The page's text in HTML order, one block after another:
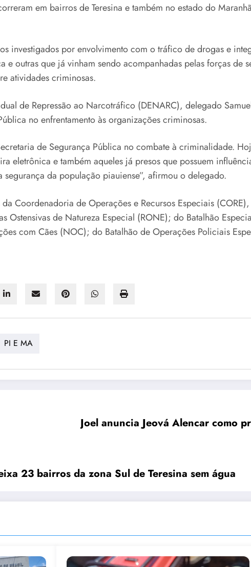
em bairros de Teresina e também no estado do
investigados por envolvimento com o tráfico de drogas e
outras que já vinham sendo acompanhadas pelas forças de
atividades criminosas.
de Repressão ao Narcotráfico (DENARC), delegado
no enfrentamento às organizações criminosas.
de Segurança Pública no combate à criminalidade.
eletrônica e também aqueles já presos que possuem
da população piauiense”, afirmou o delegado.
Coordenadoria de Operações e Recursos Especiais
Ostensivas de Natureza Especial (RONE); do Batalhão
com Cães (NOC); do Batalhão de Operações Policiais
PI E MA
Joel anuncia Jeová Alencar como
23 bairros da zona Sul de Teresina sem água